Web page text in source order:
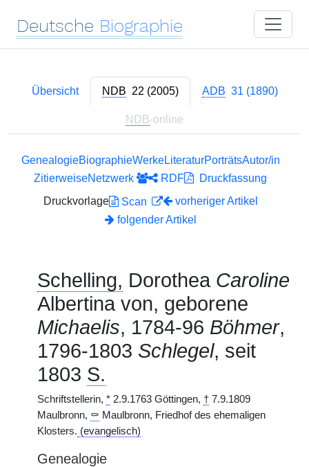
Deutsche Biographie
Übersicht NDB 22 (2005) ADB 31 (1890)
NDB-online
GenealogieBiographieWerkeLiteraturPorträtsAutor/in
ZitierweiseNetzwerk RDF
Druckfassung
Druckvorlage
Scan
vorheriger Artikel
folgender Artikel
Schelling, Dorothea Caroline
Albertina von, geborene
Michaelis, 1784-96 Böhmer,
1796-1803 Schlegel, seit
1803 S.
Schriftstellerin, * 2.9.1763 Göttingen, † 7.9.1809
Maulbronn, ⚰ Maulbronn, Friedhof des ehemaligen
Klosters. (evangelisch)
Genealogie